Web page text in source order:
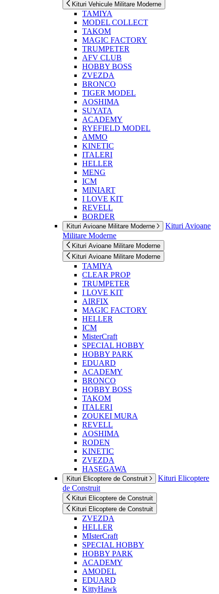
Kituri Vehicule Militare Moderne
TAMIYA
MODEL COLLECT
TAKOM
MAGIC FACTORY
TRUMPETER
AFV CLUB
HOBBY BOSS
ZVEZDA
BRONCO
TIGER MODEL
AOSHIMA
SUYATA
ACADEMY
RYEFIELD MODEL
AMMO
KINETIC
ITALERI
HELLER
MENG
ICM
MINIART
I LOVE KIT
REVELL
BORDER
Kituri Avioane Militare Moderne
Kituri Avioane
Militare Moderne
Kituri Avioane Militare Moderne
Kituri Avioane Militare Moderne
TAMIYA
CLEAR PROP
TRUMPETER
I LOVE KIT
AIRFIX
MAGIC FACTORY
HELLER
ICM
MisterCraft
SPECIAL HOBBY
HOBBY PARK
EDUARD
ACADEMY
BRONCO
HOBBY BOSS
TAKOM
ITALERI
ZOUKEI MURA
REVELL
AOSHIMA
RODEN
KINETIC
ZVEZDA
HASEGAWA
Kituri Elicoptere de Construit
Kituri Elicoptere
de Construit
Kituri Elicoptere de Construit
Kituri Elicoptere de Construit
ZVEZDA
HELLER
MIsterCraft
SPECIAL HOBBY
HOBBY PARK
ACADEMY
AMODEL
EDUARD
KittyHawk